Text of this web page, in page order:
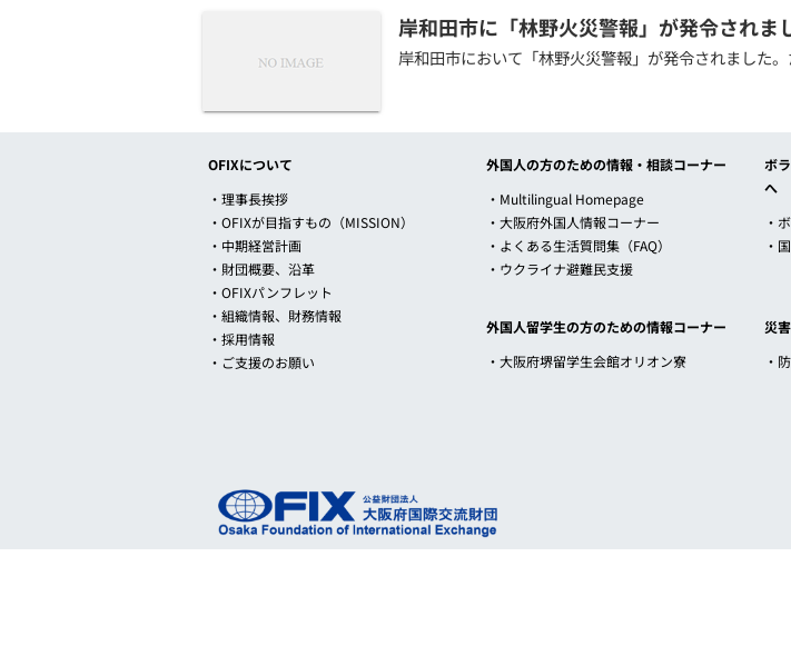
岸和田市に「林野火災警報」が発令されま
岸和田市において「林野火災警報」が発令されました
OFIXについて
・理事長挨拶
・OFIXが目指すもの（MISSION）
・中期経営計画
・財団概要、沿革
・OFIXパンフレット
・組織情報、財務情報
・採用情報
・ご支援のお願い
外国人の方のための情報・相談コーナー
・Multilingual Homepage
・大阪府外国人情報コーナー
・よくある生活質問集（FAQ）
・ウクライナ避難民支援
外国人留学生の方のための情報コーナー
・大阪府堺留学生会館オリオン寮
ボ
へ
・
・
災
・